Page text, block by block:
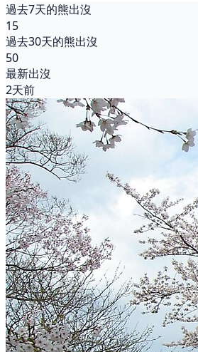
過去7天的熊出沒
15
過去30天的熊出沒
50
最新出沒
2天前